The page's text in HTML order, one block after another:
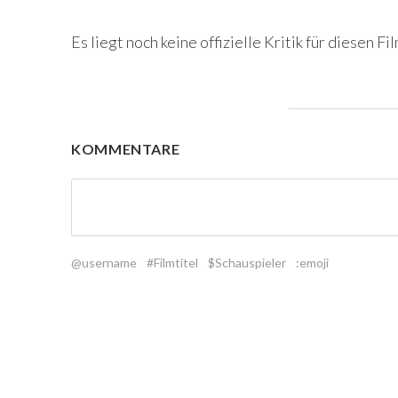
Es liegt noch keine offizielle Kritik für diesen
KOMMENTARE
@username #Filmtitel $Schauspieler :emoji